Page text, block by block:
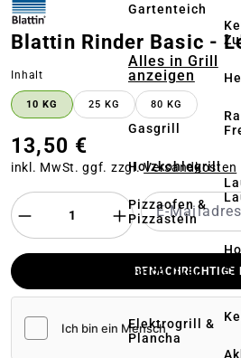
Gartenteich
Alles in Grill
anzeigen
Gasgrill
Holzkohlegrill
Pizzaofen &
Pizzastein
Dutch Oven
Elektrogrill &
Plancha
&
Blattin Rinder Basic -
Inhalt
10 KG 25 KG 80 KG
13,50 €
inkl. MwSt. ggf. zzgl.Versandkosten
BENACHRICHTIGE